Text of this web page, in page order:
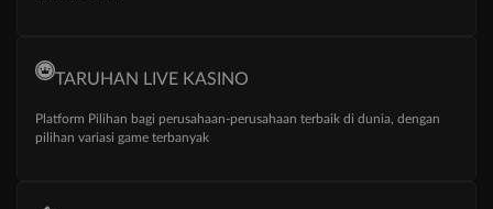
TARUHAN LIVE KASINO
Platform Pilihan bagi perusahaan-perusahaan terbaik di dunia, dengan
pilihan variasi game terbanyak